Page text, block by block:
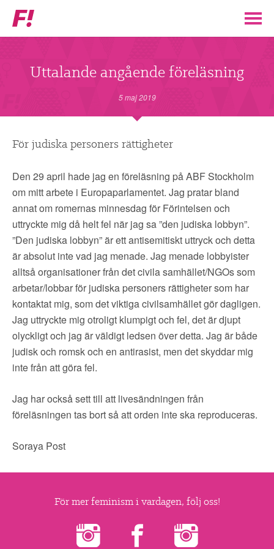
Feministiskt
initiativ
PARTILEDARE
OM FI ▼
FÖR MEDLEMMAR ▼
NYHETER
Uttalande angående föreläsning
5 maj 2019
För judiska personers rättigheter
Den 29 april hade jag en föreläsning på ABF Stockholm
om mitt arbete i Europaparlamentet. Jag pratar bland
annat om romernas minnesdag för Förintelsen och
uttryckte mig då helt fel när jag sa ”den judiska lobbyn”.
”Den judiska lobbyn” är ett antisemitiskt uttryck och detta
är absolut inte vad jag menade. Jag menade lobbyister
alltså organisationer från det civila samhället/NGOs som
arbetar/lobbar för judiska personers rättigheter som har
kontaktat mig, som det viktiga civilsamhället gör dagligen.
Jag uttryckte mig otroligt klumpigt och fel, det är djupt
olyckligt och jag är väldigt ledsen över detta. Jag är både
judisk och romsk och en antirasist, men det skyddar mig
inte från att göra fel.
Jag har också sett till att livesändningen från
föreläsningen tas bort så att orden inte ska reproduceras.
Soraya Post
För mer feminism i vardagen, följ oss!